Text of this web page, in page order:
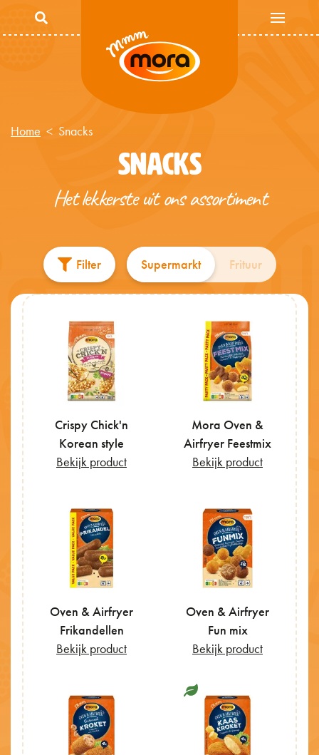
Overslaan en naar de inhoud gaan
Home Snacks
SNACKS
Het lekkerste uit ons assortiment
Filter Supermarkt Frituur
Crispy Chick'n
Korean style
Bekijk product
Mora Oven &
Airfryer Feestmix
Bekijk product
Oven & Airfryer
Frikandellen
Bekijk product
Oven & Airfryer
Fun mix
Bekijk product